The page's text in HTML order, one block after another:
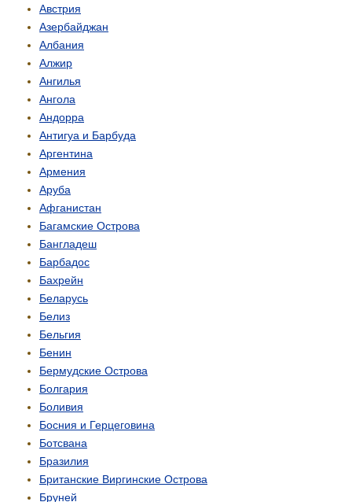
Австрия
Азербайджан
Албания
Алжир
Ангилья
Ангола
Андорра
Антигуа и Барбуда
Аргентина
Армения
Аруба
Афганистан
Багамские Острова
Бангладеш
Барбадос
Бахрейн
Беларусь
Белиз
Бельгия
Бенин
Бермудские Острова
Болгария
Боливия
Босния и Герцеговина
Ботсвана
Бразилия
Британские Виргинские Острова
Бруней